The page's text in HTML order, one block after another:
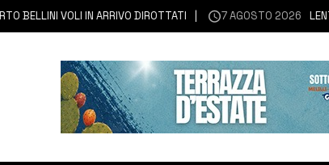
VOLI IN ARRIVO DIROTTATI 7 AGOSTO 2026 LENTINI |